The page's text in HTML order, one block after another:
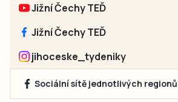
Jižní Čechy TEĎ
Jižní Čechy TEĎ
jihoceske_tydeniky
Sociální sítě jednotlivých